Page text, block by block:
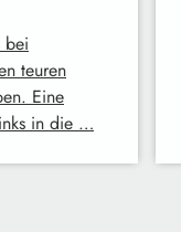
bei
teuren
Eine
in die …